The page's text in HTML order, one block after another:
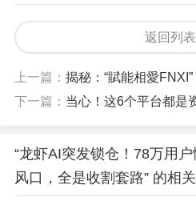
返回列表
上一篇： 揭秘：“賦能相愛
下一篇： 当心！这6个平台都是资金盘
“龙虾AI突发锁仓！78万用
风口，全是收割套路” 的相